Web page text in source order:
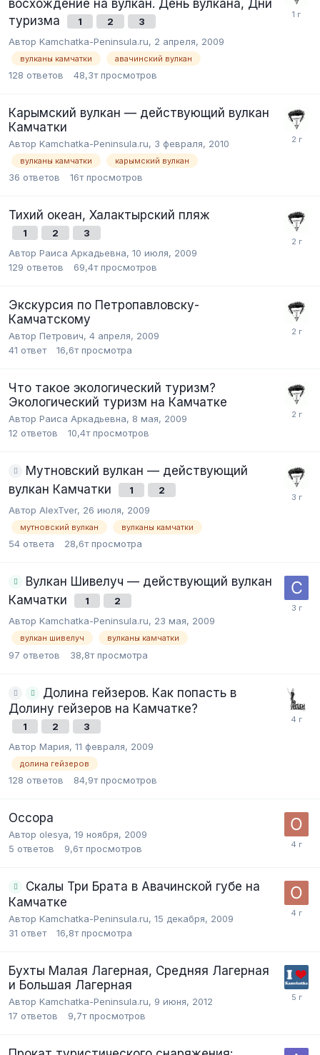
восхождение на вулкан. День вулкана, Дни
туризма
1 2
3
Автор Kamchatka-Peninsula.ru, 2 апреля, 2009
вулканы камчатки авачинский вулкан
128 ответов 48,3т просмотров
Карымский вулкан — действующий вулкан
Камчатки
Автор Kamchatka-Peninsula.ru, 3 февраля, 2010
вулканы камчатки карымский вулкан
36 ответов 16т просмотров
Тихий океан, Халактырский пляж
1 2
3
Автор Раиса Аркадьевна, 10 июля, 2009
129 ответов 69,4т просмотров
Экскурсия по Петропавловску-
Камчатскому
Автор Петрович, 4 апреля, 2009
41 ответ 16,6т просмотра
Что такое экологический туризм?
Экологический туризм на Камчатке
Автор Раиса Аркадьевна, 8 мая, 2009
12 ответов 10,4т просмотров
Мутновский вулкан — действующий
вулкан Камчатки
1
2
Автор AlexTver, 26 июля, 2009
мутновский вулкан вулканы камчатки
54 ответа 28,6т просмотра
Вулкан Шивелуч — действующий вулкан
Камчатки
1
2
Автор Kamchatka-Peninsula.ru, 23 мая, 2009
вулкан шивелуч вулканы камчатки
97 ответов 38,8т просмотра
Долина гейзеров. Как попасть в
Долину гейзеров на Камчатке?
1 2
3
Автор Мария, 11 февраля, 2009
долина гейзеров
128 ответов 84,9т просмотров
Оссора
Автор olesya, 19 ноября, 2009
5 ответов 9,6т просмотров
Скалы Три Брата в Авачинской губе на
Камчатке
Автор Kamchatka-Peninsula.ru, 15 декабря, 2009
31 ответ 16,8т просмотра
Бухты Малая Лагерная, Средняя Лагерная
и Большая Лагерная
Автор Kamchatka-Peninsula.ru, 9 июня, 2012
17 ответов 9,7т просмотров